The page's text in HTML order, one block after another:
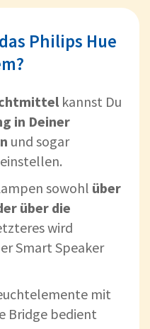
Philips Hue
kannst Du
in Deiner
und sogar
sowohl über
über die
wird
Smart Speaker
mit
Bridge bedient